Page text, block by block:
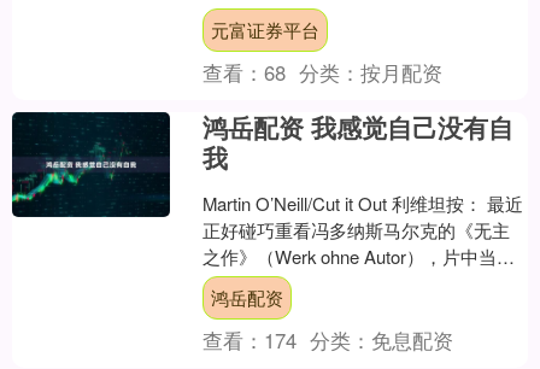
也没有西方学。 今世所谓国学，凡历三
变：一为清....
元富证券平台
查看：68 分类：按月配资
鸿岳配资 我感觉自己没有自
我
Martin O’Neill/Cut it Out 利维坦按： 最近
正好碰巧重看冯多纳斯马尔克的《无主
之作》（Werk ohne Autor），片中当东
德的艺术....
鸿岳配资
查看： 174 分类： 免息配资